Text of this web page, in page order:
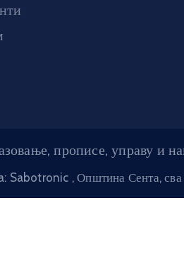
прописе, управу
Sabotronic , Општина Сента,